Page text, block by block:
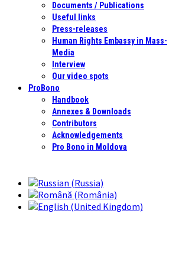
Documents / Publications
Useful links
Press-releases
Human Rights Embassy in Mass-
Media
Interview
Our video spots
ProBono
Handbook
Annexes & Downloads
Contributors
Acknowledgements
Pro Bono in Moldova